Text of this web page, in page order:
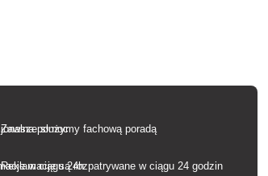
Zawsze służymy fachową poradą
Reklamacje są rozpatrywane w ciągu 24 godzin